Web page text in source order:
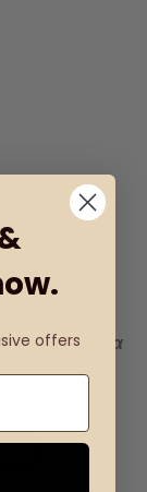
την Αλβανία
offers